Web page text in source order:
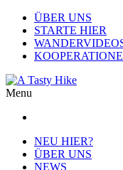
ÜBER UNS
STARTE HIER
Menu
NEU HIER?
ÜBER UNS
NEWS